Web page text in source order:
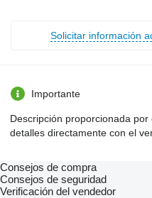
Solicitar información
Importante
Descripción proporcionada
detalles directamente con el
Consejos de compra
Consejos de seguridad
Verificación del vendedor